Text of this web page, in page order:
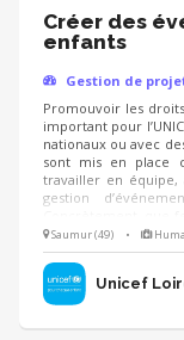
Créer des
enfants
Gestion de
Promouvoir les
important pour
nationaux ou avec
sont mis en place
travailler en
gestion
autour du sport, de
l’enfant et collecter
•Décliner les grands
Saumur (49) •
Unicef